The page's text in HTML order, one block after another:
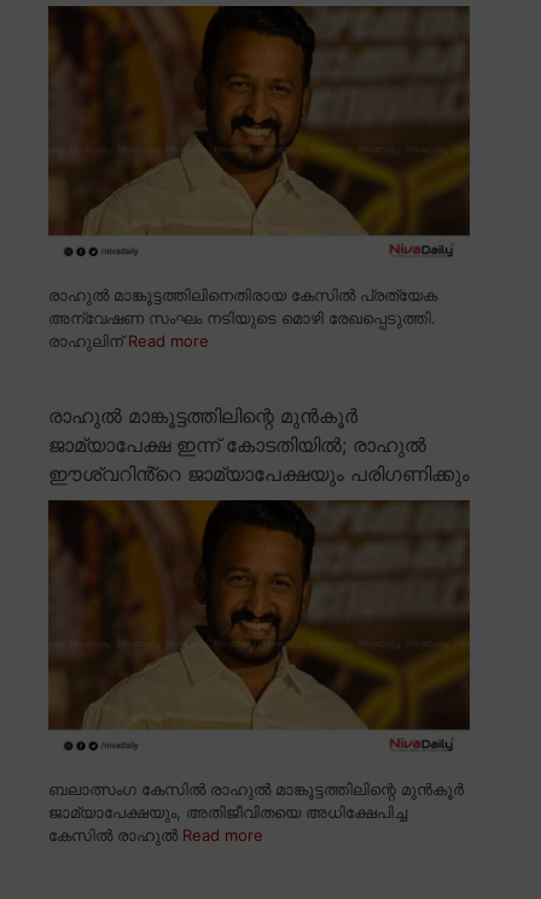
രാഹുൽ മാങ്കൂട്ടത്തിലിനെതിരായ കേസിൽ പ്രത്യേക
അന്വേഷണ സംഘം നടിയുടെ മൊഴി രേഖപ്പെടുത്തി.
രാഹുലിന്Read more
രാഹുൽ മാങ്കൂട്ടത്തിലിന്റെ മുൻകൂർ
ജാമ്യാപേക്ഷ ഇന്ന് കോടതിയിൽ; രാഹുൽ
ഈശ്വറിൻ്റെ ജാമ്യാപേക്ഷയും പരിഗണിക്കും
ബലാത്സംഗ കേസിൽ രാഹുൽ മാങ്കൂട്ടത്തിലിന്റെ മുൻകൂർ
ജാമ്യാപേക്ഷയും, അതിജീവിതയെ അധിക്ഷേപിച്ച
കേസിൽ രാഹുൽ Read more